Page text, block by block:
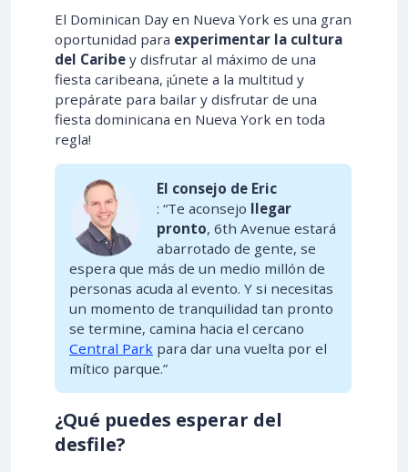
El Dominican Day en Nueva York es una gran
oportunidad para experimentar la cultura
del Caribe y disfrutar al máximo de una
fiesta caribeana, ¡únete a la multitud y
prepárate para bailar y disfrutar de una
fiesta dominicana en Nueva York en toda
regla!
El consejo de Eric
: “Te aconsejo llegar
pronto, 6th Avenue estará
abarrotado de gente, se
espera que más de un medio millón de
personas acuda al evento. Y si necesitas
un momento de tranquilidad tan pronto
se termine, camina hacia el cercano
Central Park para dar una vuelta por el
mítico parque.”
¿Qué puedes esperar del
desfile?